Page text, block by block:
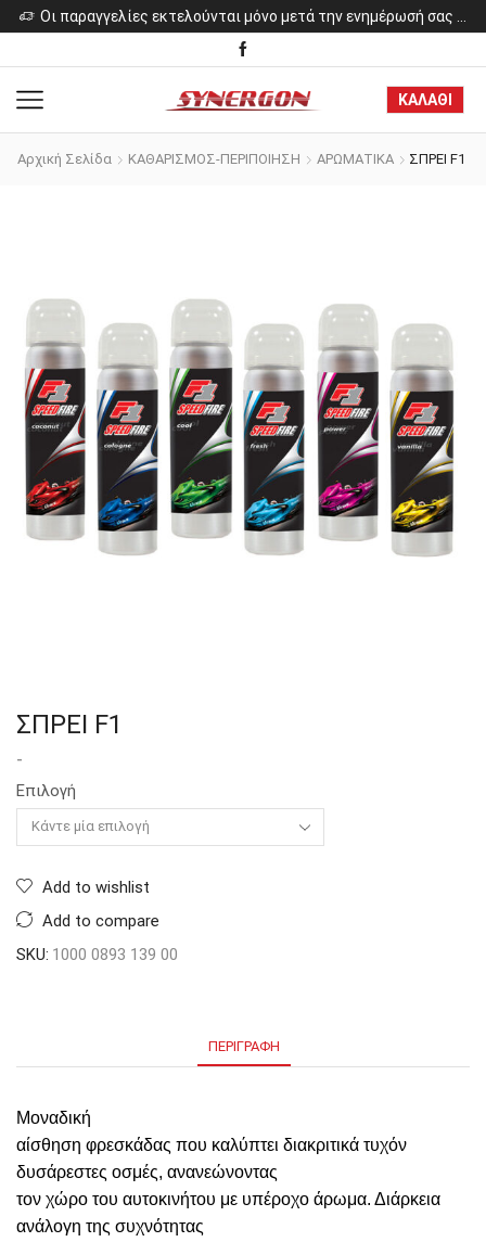
ΚΑΛΑΘΙ
Αρχική Σελίδα ΚΑΘΑΡΙΣΜΟΣ-ΠΕΡΙΠΟΙΗΣΗ ΑΡΩΜΑΤΙΚΑ ΣΠΡΕΙ F1
ΣΠΡΕΙ F1
-
Επιλογή
Add to wishlist
Add to compare
SKU: 1000 0893 139 00
ΠΕΡΙΓΡΑΦΉ
Μοναδική
αίσθηση φρεσκάδας που καλύπτει διακριτικά τυχόν
δυσάρεστες οσμές, ανανεώνοντας
τον χώρο του αυτοκινήτου με υπέροχο άρωμα. Διάρκεια
ανάλογη της συχνότητας